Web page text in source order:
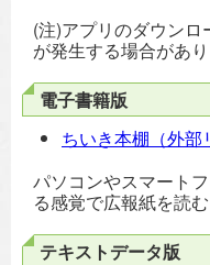
(注)アプリのダウン
が発生する場合があ
電子書籍版
ちいき本棚（外部
パソコンやスマート
る感覚で広報紙を読
テキストデータ版